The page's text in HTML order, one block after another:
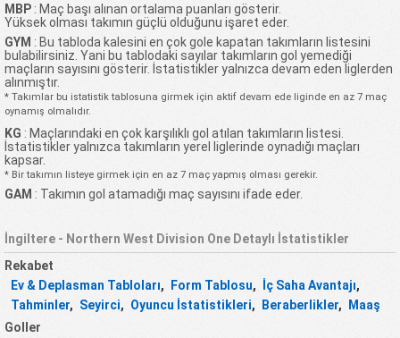
MBP: Maç başı alınan ortalama puanları gösterir.
Yüksek olması takımın güçlü olduğunu işaret eder.
GYM : Bu tabloda kalesini en çok gole kapatan takımların listesini
bulabilirsiniz. Yani bu tablodaki sayılar takımların gol yemediği
maçların sayısını gösterir. İstatistikler yalnızca devam eden liglerden
alınmıştır.
* Takımlar bu istatistik tablosuna girmek için aktif devam ede liginde en az 7 maç
oynamış olmalıdır.
KG : Maçlarındaki en çok karşılıklı gol atılan takımların listesi.
İstatistikler yalnızca takımların yerel liglerinde oynadığı maçları
kapsar.
* Bir takımın listeye girmek için en az 7 maç yapmış olması gerekir.
GAM : Takımın gol atamadığı maç sayısını ifade eder.
İngiltere - Northern West Division One Detaylı İstatistikler
Rekabet
Ev & Deplasman Tabloları, Form Tablosu, İç Saha Avantajı,
Tahminler, Seyirci, Oyuncu İstatistikleri, Beraberlikler,
Maaş
Goller